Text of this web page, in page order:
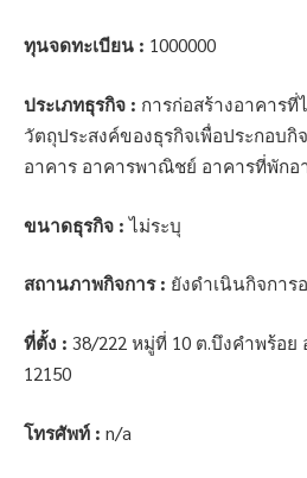
ทุนจดทะเบียน : 1000000
ประเภทธุรกิจ : การก่อสร้างอาคาร
วัตถุประสงค์ของธุรกิจเพื่อประกอบกิ
อาคาร อาคารพาณิชย์ อาคารที่พัก
ขนาดธุรกิจ : ไม่ระบุ
สถานภาพกิจการ : ยังดำเนินกิจการ
ที่ตั้ง : 38/222 หมู่ที่ 10 ต.บึงคำพร้อ
12150
โทรศัพท์ : n/a